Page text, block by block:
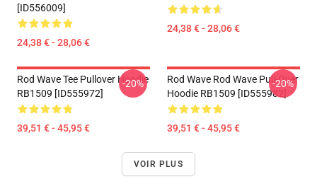
[ID556009]
24,38 € - 28,06 €
24,38 € - 28,06 €
Rod Wave Tee Pullover Hoodie
RB1509 [ID555972]
39,51 € - 45,95 €
-20%
Rod Wave Rod Wave Pull-Over
Hoodie RB1509 [ID555982]
39,51 € - 45,95 €
-20%
VOIR PLUS